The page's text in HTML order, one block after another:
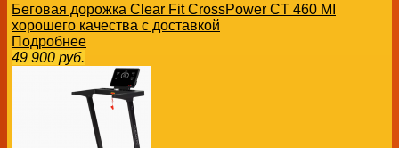
Беговая дорожка Clear Fit CrossPower CT 460 MI
хорошего качества с доставкой
Подробнее
49 900 руб.